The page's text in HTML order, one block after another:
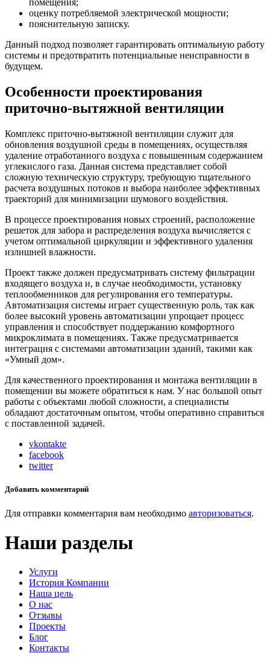
помещения;
оценку потребляемой электрической мощности;
пояснительную записку.
Данный подход позволяет гарантировать оптимальную работу
системы и предотвратить потенциальные неисправности в
будущем.
Особенности проектирования
приточно-вытяжной вентиляции
Комплекс приточно-вытяжной вентиляции служит для
обновления воздушной среды в помещениях, осуществляя
удаление отработанного воздуха с повышенным содержанием
углекислого газа. Данная система представляет собой
сложную техническую структуру, требующую тщательного
расчета воздушных потоков и выбора наиболее эффективных
траекторий для минимизации шумового воздействия.
В процессе проектирования новых строений, расположение
решеток для забора и распределения воздуха вычисляется с
учетом оптимальной циркуляции и эффективного удаления
излишней влажности.
Проект также должен предусматривать систему фильтрации
входящего воздуха и, в случае необходимости, установку
теплообменников для регулирования его температуры.
Автоматизация системы играет существенную роль, так как
более высокий уровень автоматизации упрощает процесс
управления и способствует поддержанию комфортного
микроклимата в помещениях. Также предусматривается
интеграция с системами автоматизации зданий, такими как
«Умный дом».
Для качественного проектирования и монтажа вентиляции в
помещении вы можете обратиться к нам. У нас большой опыт
работы с объектами любой сложности, а специалисты
обладают достаточным опытом, чтобы оперативно справиться
с поставленной задачей.
vkontakte
facebook
twitter
Добавить комментарий
Для отправки комментария вам необходимо авторизоваться.
Наши разделы
Услуги
История Компании
Наша цель
О нас
Отзывы
Проекты
Блог
Контакты